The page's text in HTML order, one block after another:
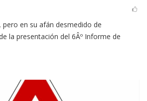
en su afán desmedido de
la presentación del 6Âº Informe de